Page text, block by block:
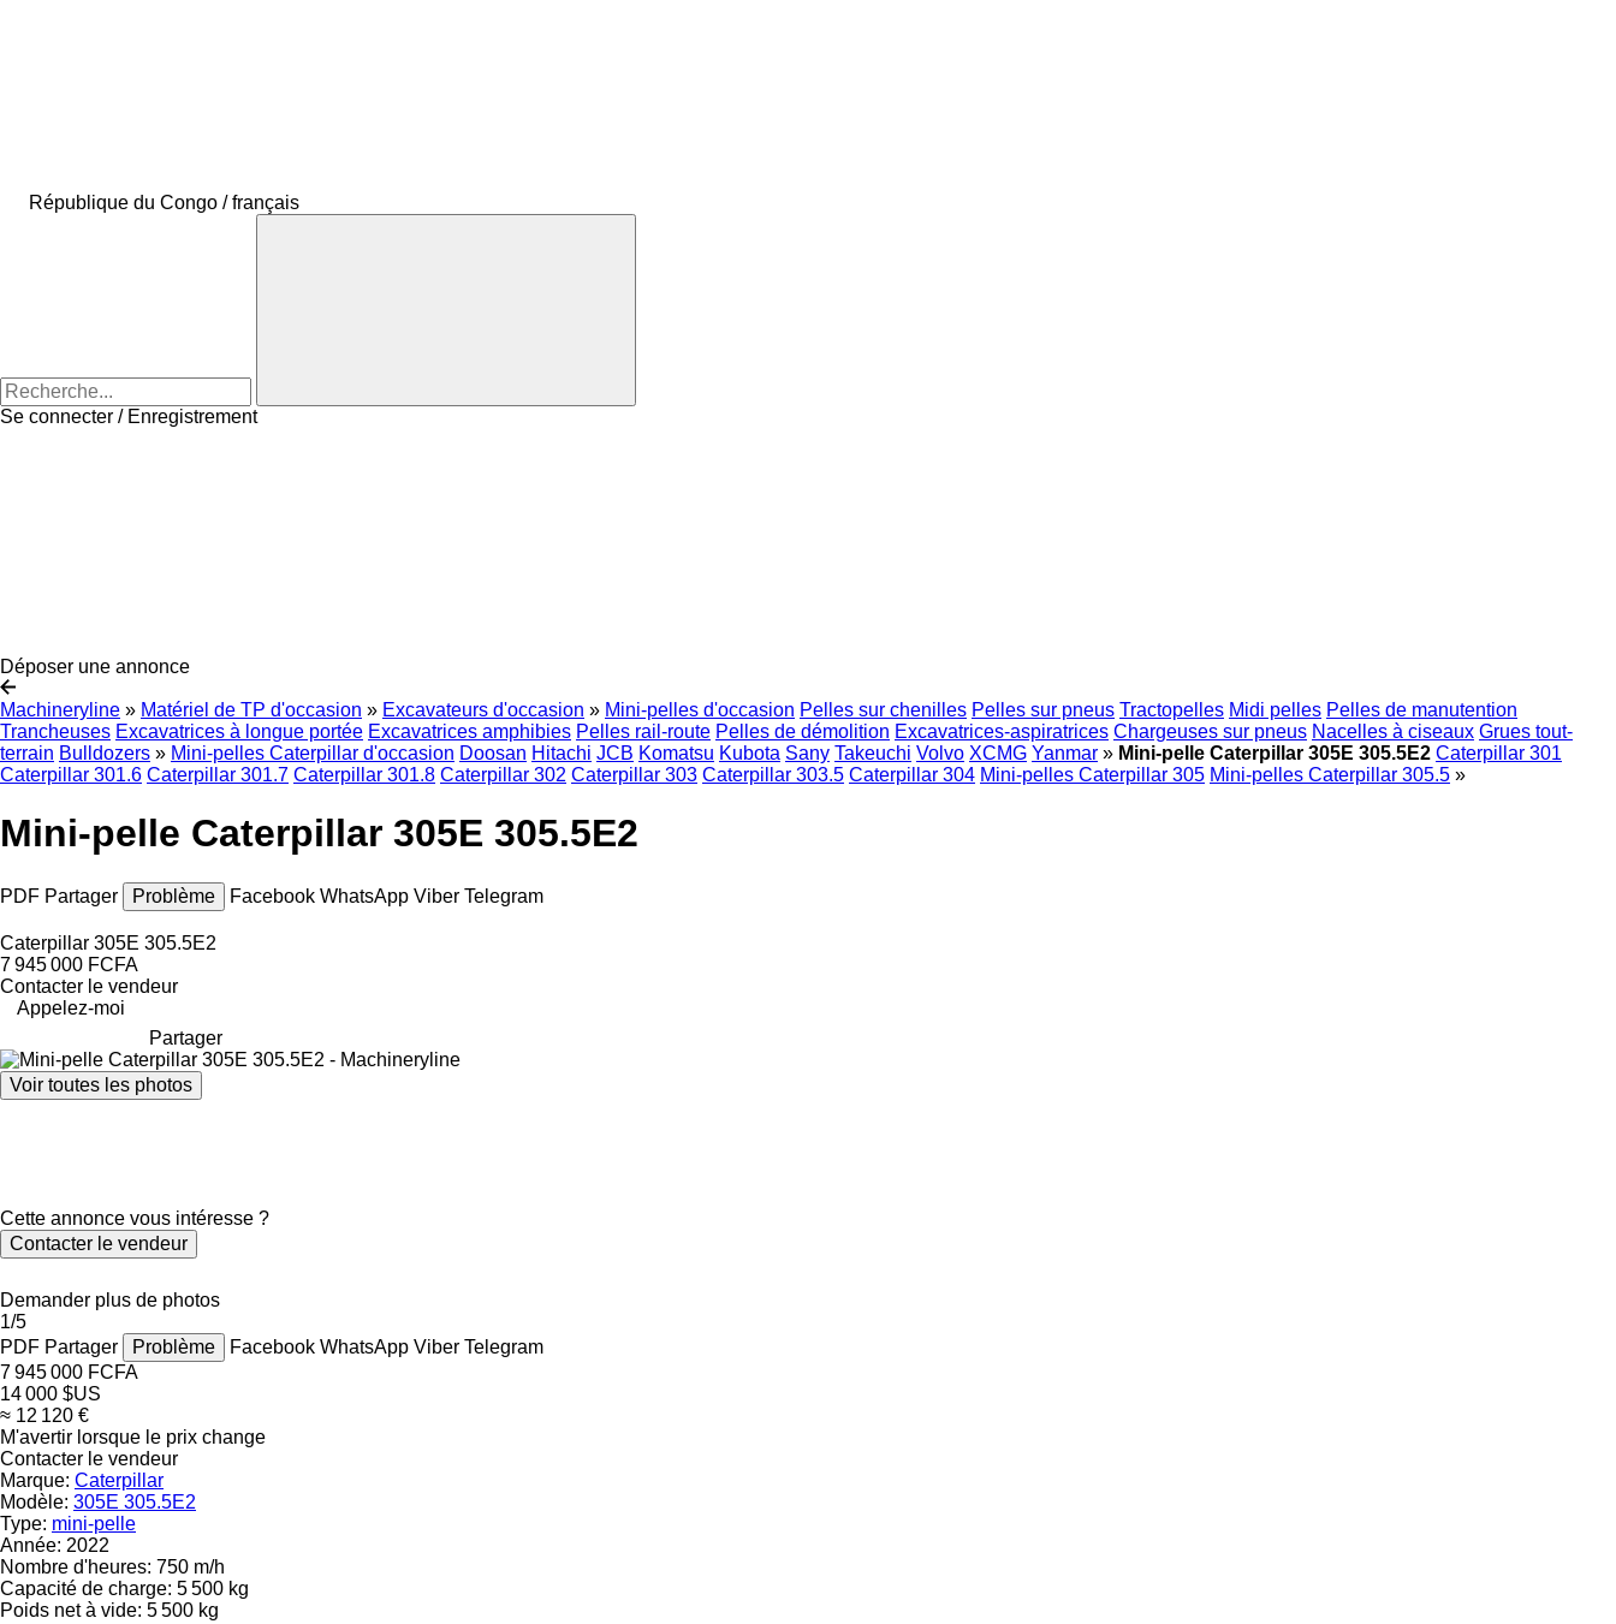
République du Congo / français
Se connecter / Enregistrement
Déposer une annonce
Machineryline » Matériel de TP d'occasion » Excavateurs d'occasion » Mini-pelles d'occasion Pelles sur chenilles Pelles sur pneus Tractopelles Midi pelles Pelles de manutention
Trancheuses Excavatrices à longue portée Excavatrices amphibies Pelles rail-route Pelles de démolition Excavatrices-aspiratrices Chargeuses sur pneus Nacelles à ciseaux Grues tout-
terrain Bulldozers » Mini-pelles Caterpillar d'occasion Doosan Hitachi JCB Komatsu Kubota Sany Takeuchi Volvo XCMG Yanmar » Mini-pelle Caterpillar 305E 305.5E2 Caterpillar 301
Caterpillar 301.6 Caterpillar 301.7 Caterpillar 301.8 Caterpillar 302 Caterpillar 303 Caterpillar 303.5 Caterpillar 304 Mini-pelles Caterpillar 305 Mini-pelles Caterpillar 305.5 »
Mini-pelle Caterpillar 305E 305.5E2
PDF Partager Problème Facebook WhatsApp Viber Telegram
Caterpillar 305E 305.5E2
7 945 000 FCFA
Contacter le vendeur
Appelez-moi
Partager
Voir toutes les photos
Cette annonce vous intéresse ?
Contacter le vendeur
Demander plus de photos
1/5
PDF Partager Problème Facebook WhatsApp Viber Telegram
7 945 000 FCFA
14 000 $US
≈ 12 120 €
M'avertir lorsque le prix change
Contacter le vendeur
Marque: Caterpillar
Modèle: 305E 305.5E2
Type: mini-pelle
Année: 2022
Nombre d'heures: 750 m/h
Capacité de charge: 5 500 kg
Poids net à vide: 5 500 kg